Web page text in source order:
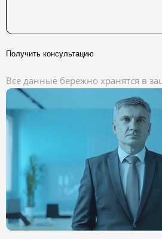
Получить консультацию
Все данные бережно хранятся в